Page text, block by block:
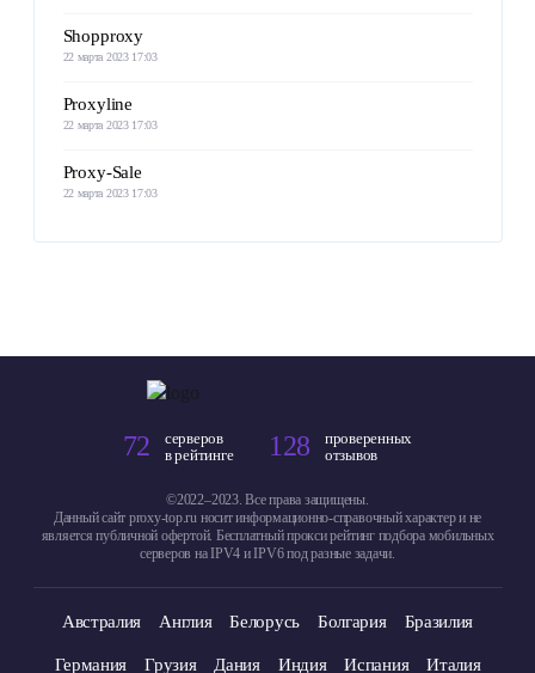
Shopproxy
22 марта 2023 17:03
Proxyline
22 марта 2023 17:03
Proxy-Sale
22 марта 2023 17:03
©2022–2023. Все права защищены.
Данный сайт proxy-top.ru носит информационно-справочный характер и не
является публичной офертой. Бесплатный прокси рейтинг подбора мобильных
серверов на IPV4 и IPV6 под разные задачи.
72
серверов
в рейтинге
128
проверенных
отзывов
Австралия Англия Белорусь Болгария Бразилия
Германия Грузия Дания Индия Испания Италия